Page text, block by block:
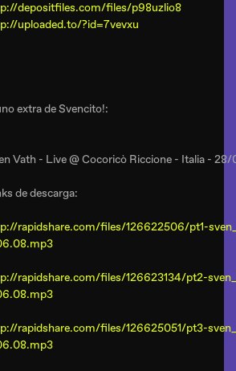
depositfiles.com/files/p98uzlio8
uploaded.to/?id=7vevxu
extra de Svencito!:
Vath - Live @ Cocoricò Riccione - Italia -
de descarga:
rapidshare.com/files/126622506/pt1-
rapidshare.com/files/126623134/pt2-
rapidshare.com/files/126625051/pt3-